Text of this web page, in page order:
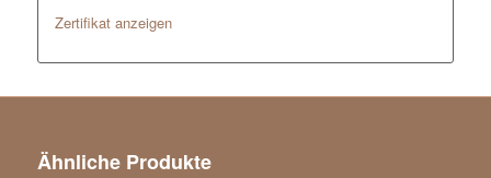
Zertifikat anzeigen
Ähnliche Produkte